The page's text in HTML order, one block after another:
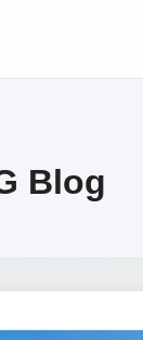
Blog